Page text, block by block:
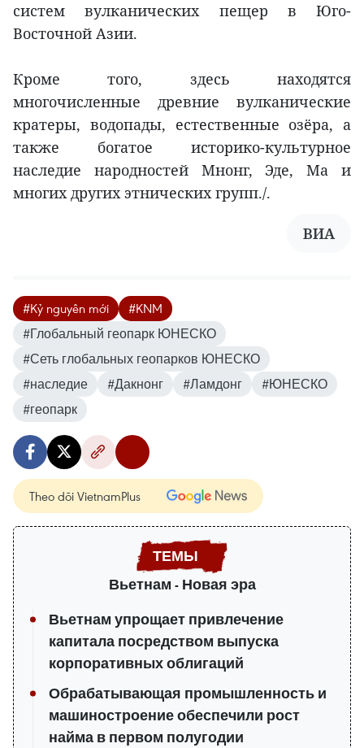
систем вулканических пещер в Юго-
Восточной Азии.
Кроме того, здесь находятся
многочисленные древние вулканические
кратеры, водопады, естественные озёра, а
также богатое историко-культурное
наследие народностей Мнонг, Эде, Ма и
многих других этнических групп./.
ВИА
#Kỷ nguyên mới
#KNM
#Глобальный геопарк ЮНЕСКО
#Сеть глобальных геопарков ЮНЕСКО
#наследие
#Дакнонг #Ламдонг
#ЮНЕСКО
#геопарк
Theo dõi VietnamPlus
Вьетнам - Новая эра
Вьетнам упрощает привлечение
капитала посредством выпуска
корпоративных облигаций
Обрабатывающая промышленность и
машиностроение обеспечили рост
найма в первом полугодии